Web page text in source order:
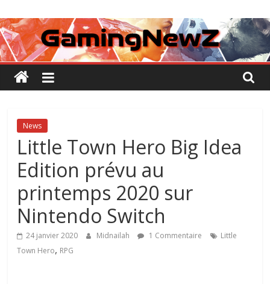
au
contenu
GamingNewZ
Tests
et
Actu
des
vidéo
News
Little Town Hero Big Idea
Edition prévu au
printemps 2020 sur
Nintendo Switch
24 janvier 2020 Midnailah 1 Commentaire
Little
Town Hero, RPG